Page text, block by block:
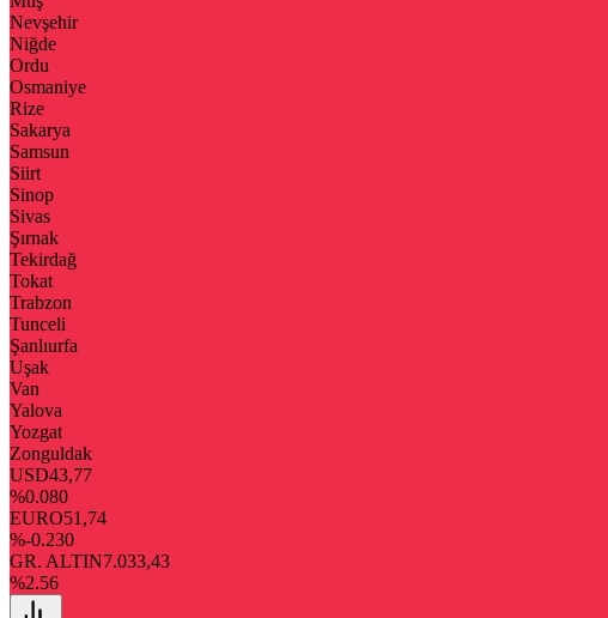
Nevşehir
Niğde
Ordu
Osmaniye
Rize
Sakarya
Samsun
Siirt
Sinop
Sivas
Şırnak
Tekirdağ
Tokat
Trabzon
Tunceli
Şanlıurfa
Uşak
Van
Yalova
Yozgat
Zonguldak
USD43,77
%0.080
EURO51,74
%-0.230
GR. ALTIN7.033,43
%2.56